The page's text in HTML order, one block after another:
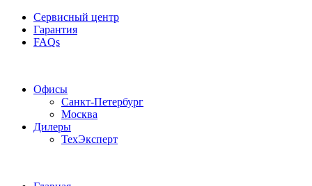
Сервисный центр
Гарантия
FAQs
Офисы
Санкт-Петербург
Москва
Дилеры
ТехЭксперт